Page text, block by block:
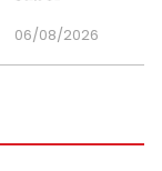
06/08/2026